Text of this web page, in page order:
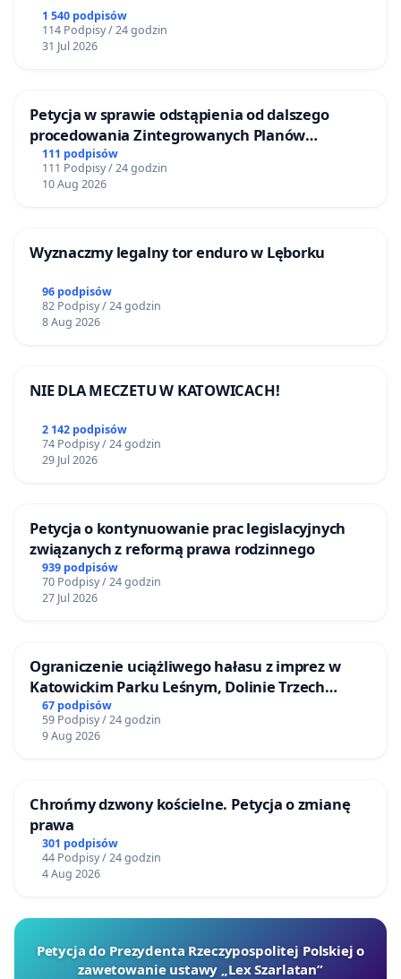
1 540 podpisów
114 Podpisy / 24 godzin
31 Jul 2026
Petycja w sprawie odstąpienia od dalszego
procedowania Zintegrowanych Planów
Inwestycyjnych „Myślenice – Barnasiówka” oraz
„Myślenice – Bukówka”
111 podpisów
111 Podpisy / 24 godzin
10 Aug 2026
Wyznaczmy legalny tor enduro w Lęborku
96 podpisów
82 Podpisy / 24 godzin
8 Aug 2026
NIE DLA MECZETU W KATOWICACH!
2 142 podpisów
74 Podpisy / 24 godzin
29 Jul 2026
Petycja o kontynuowanie prac legislacyjnych
związanych z reformą prawa rodzinnego
939 podpisów
70 Podpisy / 24 godzin
27 Jul 2026
Ograniczenie uciążliwego hałasu z imprez w
Katowickim Parku Leśnym, Dolinie Trzech
Stawów i na Lotnisku Muchowiec
67 podpisów
59 Podpisy / 24 godzin
9 Aug 2026
Chrońmy dzwony kościelne. Petycja o zmianę
prawa
301 podpisów
44 Podpisy / 24 godzin
4 Aug 2026
Petycja do Prezydenta Rzeczypospolitej Polskiej o
zawetowanie ustawy „Lex Szarlatan”